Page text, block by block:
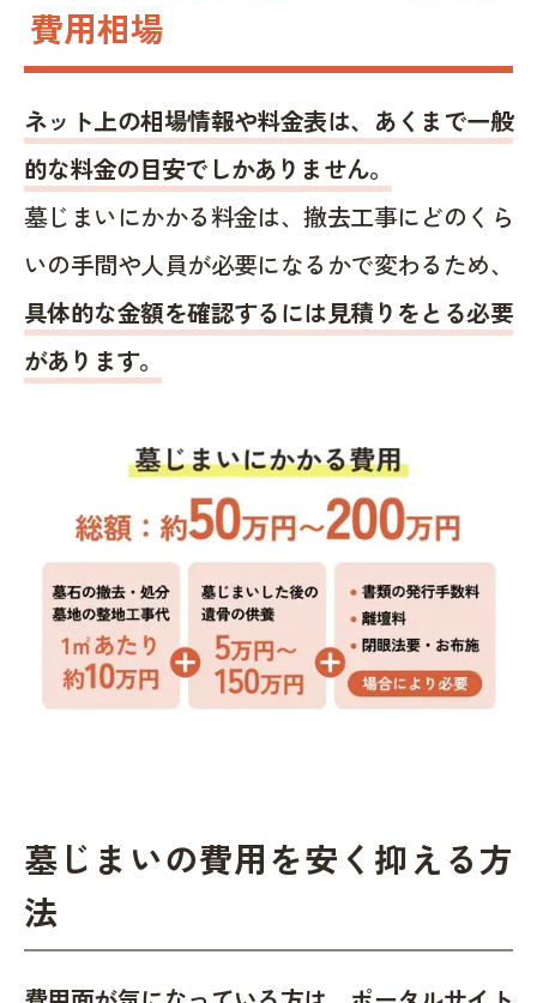
費用相場
ネット上の相場情報や料金表は、あくまで一般
的な料金の目安でしかありません。
墓じまいにかかる料金は、撤去工事にどのくら
いの手間や人員が必要になるかで変わるため、
具体的な金額を確認するには見積りをとる必要
があります。
墓じまいの費用を安く抑える方
法